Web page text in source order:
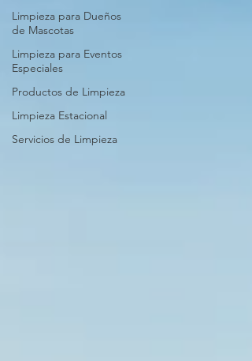
Limpieza para Dueños
de Mascotas
Limpieza para Eventos
Especiales
Productos de Limpieza
Limpieza Estacional
Servicios de Limpieza